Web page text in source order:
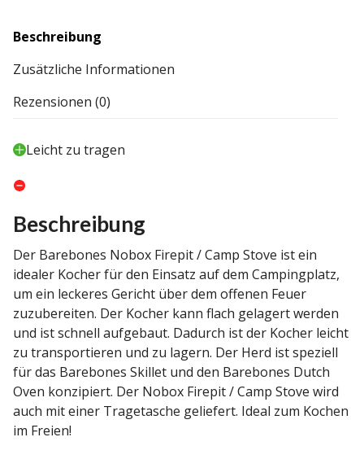
Beschreibung
Zusätzliche Informationen
Rezensionen (0)
Leicht zu tragen
Beschreibung
Der Barebones Nobox Firepit / Camp Stove ist ein
idealer Kocher für den Einsatz auf dem Campingplatz,
um ein leckeres Gericht über dem offenen Feuer
zuzubereiten. Der Kocher kann flach gelagert werden
und ist schnell aufgebaut. Dadurch ist der Kocher leicht
zu transportieren und zu lagern. Der Herd ist speziell
für das Barebones Skillet und den Barebones Dutch
Oven konzipiert. Der Nobox Firepit / Camp Stove wird
auch mit einer Tragetasche geliefert. Ideal zum Kochen
im Freien!